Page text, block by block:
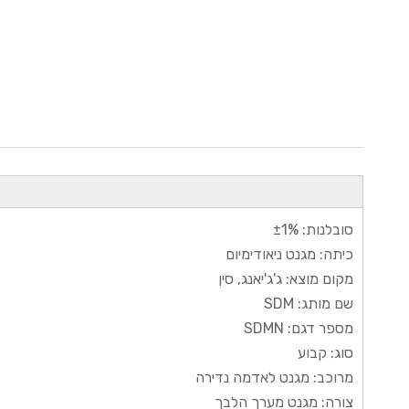
סובלנות: ±1%
כיתה: מגנט ניאודימיום
מקום מוצא: ג'ג'יאנג, סין
שם מותג: SDM
מספר דגם: SDMN
סוג: קבוע
מרוכב: מגנט לאדמה נדירה
צורה: מגנט מערך הלבך